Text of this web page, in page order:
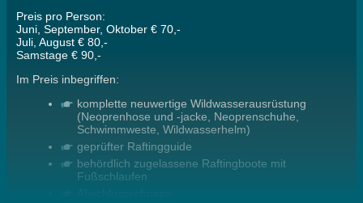
Preis pro Person:
Juni, September, Oktober € 70,-
Juli, August € 80,-
Samstage € 90,-
Im Preis inbegriffen:
komplette neuwertige Wildwasserausrüstung
(Neoprenhose und -jacke, Neoprenschuhe,
Schwimmweste, Wildwasserhelm)
geprüfter Raftingguide
behördlich zugelassene Raftingboote mit
Fußschlaufen